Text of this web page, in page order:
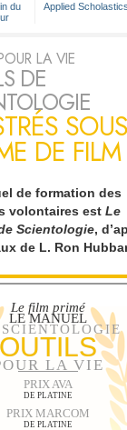
du
Applied Scholastics
LA VIE
DE
SOUS
DE FILM
de formation des
volontaires est Le
Scientologie,
de L. Ron
Le film primé
LE MANUEL
OUTILS
LA VIE
PRIX AVA
DE PLATINE
PRIX MARCOM
DE PLATINE